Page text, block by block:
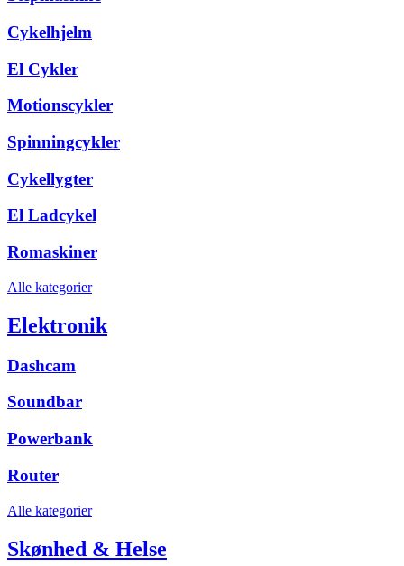
Cykelhjelm
El Cykler
Motionscykler
Spinningcykler
Cykellygter
El Ladcykel
Romaskiner
Alle kategorier
Elektronik
Dashcam
Soundbar
Powerbank
Router
Alle kategorier
Skønhed & Helse